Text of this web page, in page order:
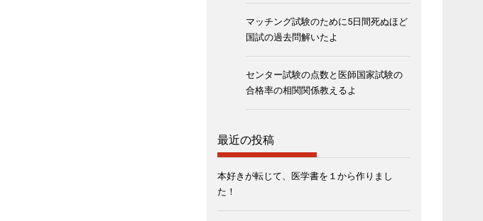
マッチング試験のために5日間死ぬほど
国試の過去問解いたよ
センター試験の点数と医師国家試験の
合格率の相関関係教えるよ
最近の投稿
本好きが転じて、医学書を１から作りまし
た！